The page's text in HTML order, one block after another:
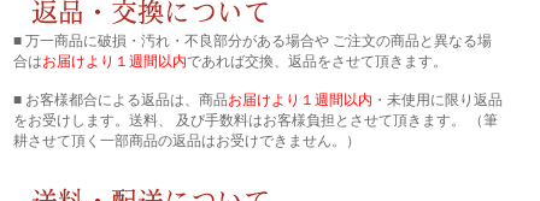
■ 万一商品に破損・汚れ・不良部分がある場合や ご注文の商品と異なる場
合はお届けより１週間以内であれば交換、返品をさせて頂きます。
■ お客様都合による返品は、商品お届けより１週間以内 ・未使用に限り返品
をお受けします。送料、 及び手数料はお客様負担とさせて頂きます。 （筆
耕させて頂く一部商品の返品はお受けできません。）